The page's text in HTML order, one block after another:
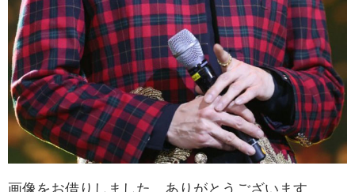
画像をお借りしました。ありがとうございます。